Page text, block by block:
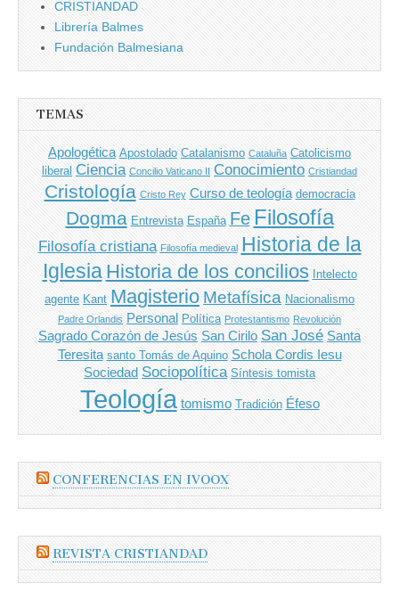
CRISTIANDAD
Librería Balmes
Fundación Balmesiana
TEMAS
Apologética Apostolado Catalanismo Cataluña Catolicismo
liberal Ciencia Concilio Vaticano II Conocimiento Cristiandad
Cristología Cristo Rey Curso de teología democracia
Dogma Entrevista España Fe Filosofía
Filosofía cristiana Filosofía medieval Historia de la
Iglesia Historia de los concilios Intelecto
agente Kant Magisterio Metafísica Nacionalismo
Padre Orlandis Personal Política Protestantismo Revolución
Sagrado Corazón de Jesús San Cirilo San José Santa
Teresita santo Tomás de Aquino Schola Cordis Iesu
Sociedad Sociopolítica Síntesis tomista
Teología tomismo Tradición Éfeso
CONFERENCIAS EN IVOOX
REVISTA CRISTIANDAD